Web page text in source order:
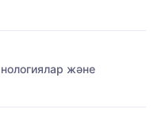
және